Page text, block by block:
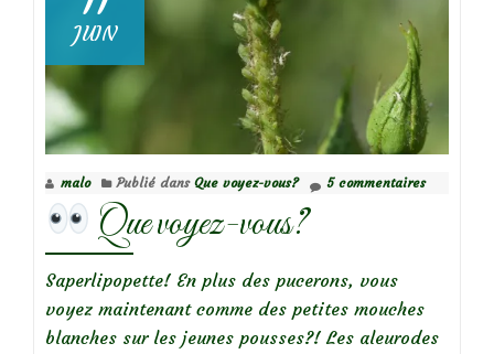
JUIN
malo Publié dans Que voyez-vous? 5 commentaires
Que voyez-vous?
Saperlipopette! En plus des pucerons, vous
voyez maintenant comme des petites mouches
blanches sur les jeunes pousses?! Les aleurodes